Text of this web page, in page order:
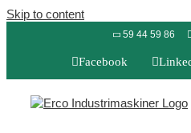
Skip to content
59 44 59 86
Facebook